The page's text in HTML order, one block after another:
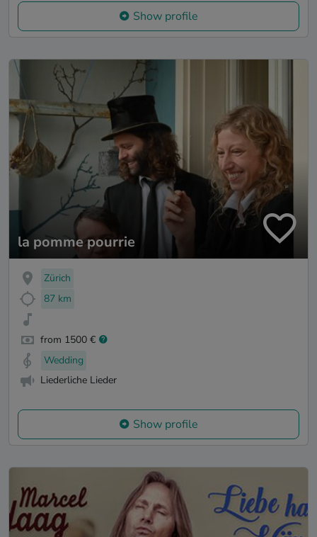
Show profile
la pomme pourrie
Zürich
87 km
from 1500 €
Wedding
Liederliche Lieder
Show profile